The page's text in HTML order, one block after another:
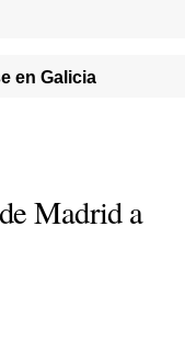
en Galicia
Madrid a